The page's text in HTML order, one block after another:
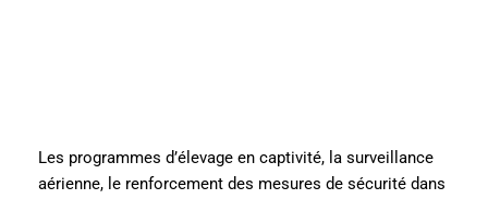
Les programmes d’élevage en captivité, la surveillance
aérienne, le renforcement des mesures de sécurité dans